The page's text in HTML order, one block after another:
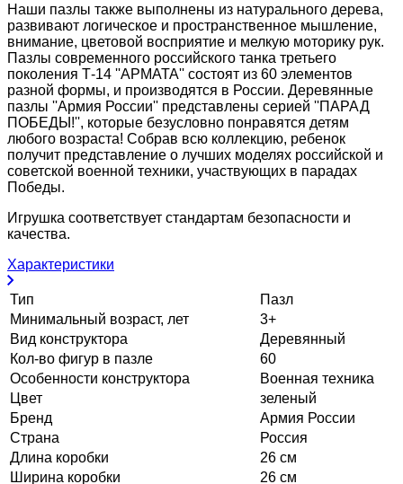
Наши пазлы также выполнены из натурального дерева,
развивают логическое и пространственное мышление,
внимание, цветовой восприятие и мелкую моторику рук.
Пазлы современного российского танка третьего
поколения Т-14 ''АРМАТА'' состоят из 60 элементов
разной формы, и производятся в России. Деревянные
пазлы ''Армия России'' представлены серией ''ПАРАД
ПОБЕДЫ!'', которые безусловно понравятся детям
любого возраста! Собрав всю коллекцию, ребенок
получит представление о лучших моделях российской и
советской военной техники, участвующих в парадах
Победы.
Игрушка соответствует стандартам безопасности и
качества.
Характеристики
Тип
Пазл
Минимальный возраст, лет
3+
Вид конструктора
Деревянный
Кол-во фигур в пазле
60
Особенности конструктора
Военная техника
Цвет
зеленый
Бренд
Армия России
Страна
Россия
Длина коробки
26 см
Ширина коробки
26 см